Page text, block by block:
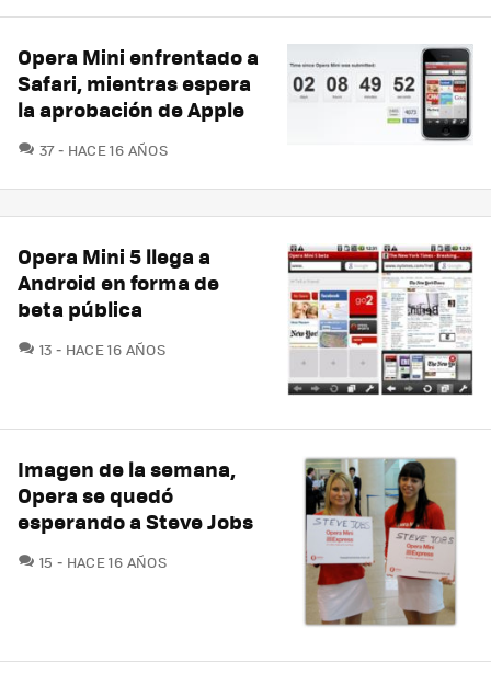
Opera Mini enfrentado a
Safari, mientras espera
la aprobación de Apple
37COMENTARIOS
HACE 16 AÑOS
Opera Mini 5 llega a
Android en forma de
beta pública
13 COMENTARIOS
HACE 16 AÑOS
Imagen de la semana,
Opera se quedó
esperando a Steve Jobs
15 COMENTARIOS
HACE 16 AÑOS